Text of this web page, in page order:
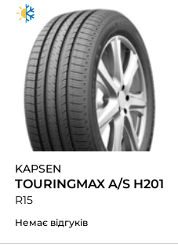
KAPSEN
TOURINGMAX A/S H201
R15
Немає відгуків